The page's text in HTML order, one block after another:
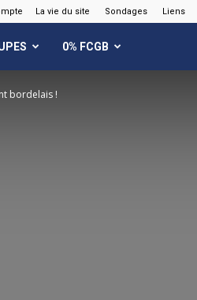
La vie du site Sondages Liens
0% FCGB
bordelais !